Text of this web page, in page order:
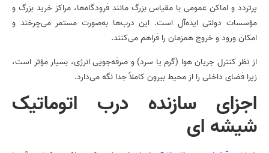
پرتردد و اماکن عمومی با مقیاس بزرگ مانند فرودگاه‌ها، مراکز خرید بزرگ و
مؤسسات دولتی ایده‌آل است. این درب‌ها به‌صورت مستمر می‌چرخند و
امکان ورود و خروج همزمان را فراهم می‌کنند.
از نظر کنترل جریان هوا (گرم یا سرد) و صرفه‌جویی انرژی، بسیار مؤثر است،
زیرا فضای داخلی را از محیط بیرون کاملاً جدا نگه می‌دارد.
اجزای سازنده درب اتوماتیک
شیشه ای